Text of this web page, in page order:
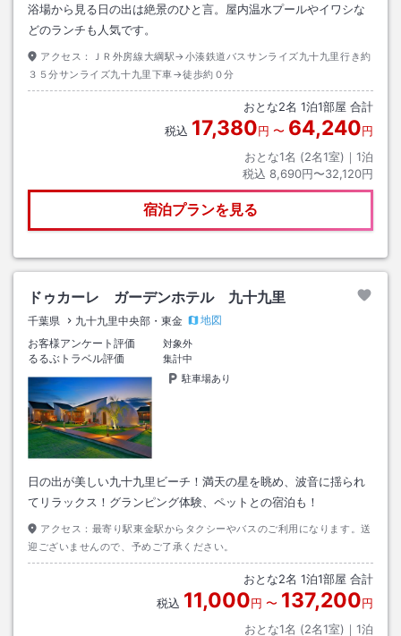
浴場から見る日の出は絶景のひと言。屋内温水プールやイワシな
どのランチも人気です。
アクセス：
ＪＲ外房線大綱駅→小湊鉄道バスサンライズ九十九里行き約
３５分サンライズ九十九里下車→徒歩約０分
おとな2名 1泊1部屋 合計
税込 17,380円 〜 64,240円
おとな1名 (2名1室)｜ 1泊
税込 8,690円〜32,120円
宿泊プランを見る
ドゥカーレ ガーデンホテル 九十九里
千葉県 九十九里中央部・東金
地図
お客様アンケート評価
対象外
るるぶトラベル評価
集計中
駐車場あり
日の出が美しい九十九里ビーチ！満天の星を眺め、波音に揺られ
てリラックス！グランピング体験、ペットとの宿泊も！
アクセス： 最寄り駅東金駅からタクシーやバスのご利用になります。送
迎ございませんので、予めご了承ください。
おとな2名 1泊1部屋 合計
税込 11,000円 〜 137,200円
おとな1名 (2名1室)｜ 1泊